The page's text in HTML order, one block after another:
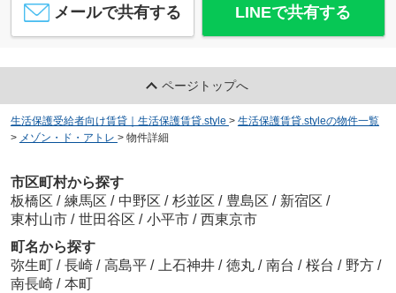
メールで共有する LINEで共有する
ページトップへ
生活保護受給者向け賃貸｜生活保護賃貸.style > 生活保護賃貸.styleの物件一覧
> メゾン・ド・アトレ > 物件詳細
市区町村から探す
板橋区 / 練馬区 / 中野区 / 杉並区 / 豊島区 / 新宿区 /
東村山市 / 世田谷区 / 小平市 / 西東京市
町名から探す
弥生町 / 長崎 / 高島平 / 上石神井 / 徳丸 / 南台 / 桜台 / 野方 /
南長崎 / 本町